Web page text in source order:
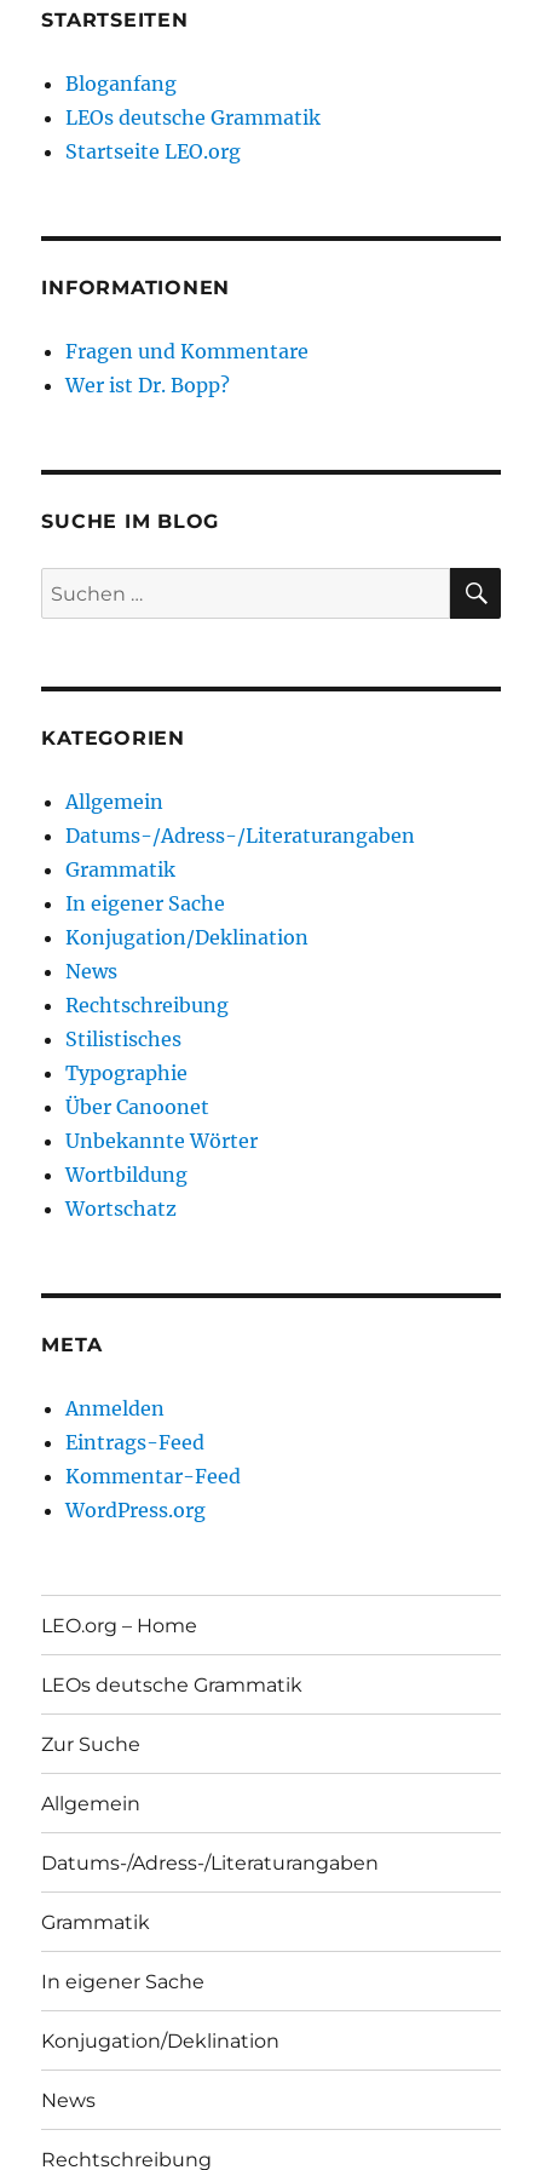
STARTSEITEN
Bloganfang
LEOs deutsche Grammatik
Startseite LEO.org
INFORMATIONEN
Fragen und Kommentare
Wer ist Dr. Bopp?
SUCHE IM BLOG
Suchen
nach:
KATEGORIEN
Allgemein
Datums-/Adress-/Literaturangaben
Grammatik
In eigener Sache
Konjugation/Deklination
News
Rechtschreibung
Stilistisches
Typographie
Über Canoonet
Unbekannte Wörter
Wortbildung
Wortschatz
META
Anmelden
Eintrags-Feed
Kommentar-Feed
WordPress.org
LEO.org – Home
LEOs deutsche Grammatik
Zur Suche
Allgemein
Datums-/Adress-/Literaturangaben
Grammatik
In eigener Sache
Konjugation/Deklination
News
Rechtschreibung